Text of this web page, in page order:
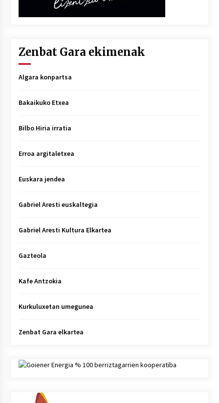
Zenbat Gara ekimenak
Algara konpartsa
Bakaikuko Etxea
Bilbo Hiria irratia
Erroa argitaletxea
Euskara jendea
Gabriel Aresti euskaltegia
Gabriel Aresti Kultura Elkartea
Gazteola
Kafe Antzokia
Kurkuluxetan umegunea
Zenbat Gara elkartea